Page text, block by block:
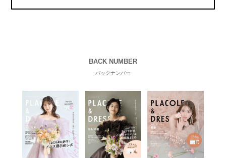
BACK NUMBER
バックナンバー